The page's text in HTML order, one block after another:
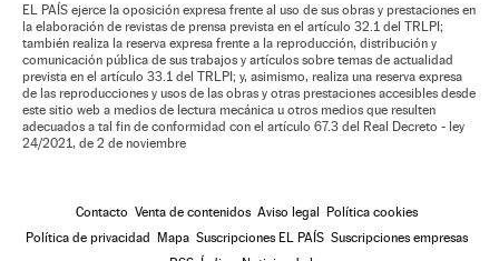
EL PAÍS ejerce la oposición expresa frente al uso de sus obras y prestaciones en
la elaboración de revistas de prensa prevista en el artículo 32.1 del TRLPI;
también realiza la reserva expresa frente a la reproducción, distribución y
comunicación pública de sus trabajos y artículos sobre temas de actualidad
prevista en el artículo 33.1 del TRLPI; y, asimismo, realiza una reserva expresa
de las reproducciones y usos de las obras y otras prestaciones accesibles desde
este sitio web a medios de lectura mecánica u otros medios que resulten
adecuados a tal fin de conformidad con el artículo 67.3 del Real Decreto - ley
24/2021, de 2 de noviembre
Contacto Venta de contenidos Aviso legal Política cookies
Política de privacidad Mapa Suscripciones EL PAÍS Suscripciones empresas